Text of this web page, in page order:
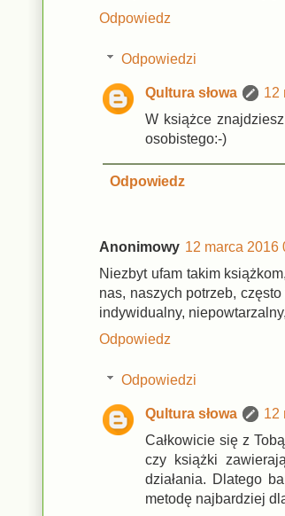
Odpowiedz
Odpowiedzi
Qultura słowa
12
W książce
osobistego:-)
Odpowiedz
Anonimowy 12 marca 2016
Niezbyt ufam takim
nas, naszych potrzeb,
indywidualny,
Odpowiedz
Odpowiedzi
Qultura słowa
12
Całkowicie się z
czy książki
działania. Dlatego
metodę najbardziej